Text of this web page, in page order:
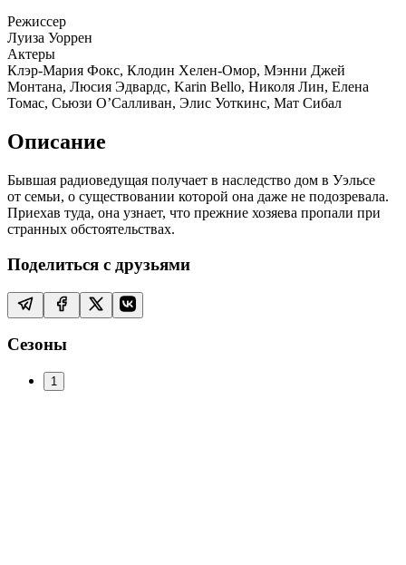
Режиссер
Луиза Уоррен
Актеры
Клэр-Мария Фокс, Клодин Хелен-Омор, Мэнни Джей
Монтана, Люсия Эдвардс, Karin Bello, Николя Лин, Елена
Томас, Сьюзи О’Салливан, Элис Уоткинс, Мат Сибал
Описание
Бывшая радиоведущая получает в наследство дом в Уэльсе
от семьи, о существовании которой она даже не подозревала.
Приехав туда, она узнает, что прежние хозяева пропали при
странных обстоятельствах.
Поделиться с друзьями
Сезоны
1